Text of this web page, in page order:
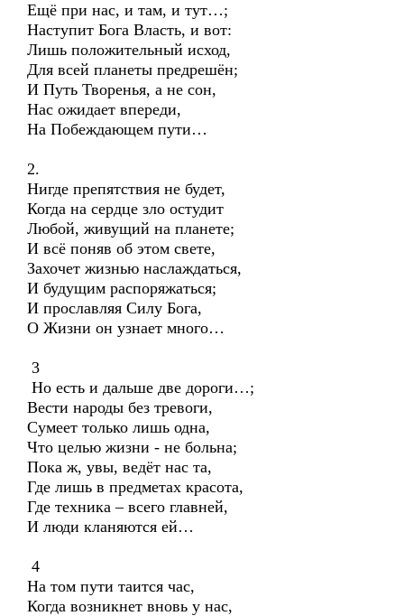
Ещё при нас, и там, и тут…;
Наступит Бога Власть, и вот:
Лишь положительный исход,
Для всей планеты предрешён;
И Путь Творенья, а не сон,
Нас ожидает впереди,
На Побеждающем пути…
2.
Нигде препятствия не будет,
Когда на сердце зло остудит
Любой, живущий на планете;
И всё поняв об этом свете,
Захочет жизнью наслаждаться,
И будущим распоряжаться;
И прославляя Силу Бога,
О Жизни он узнает много…
3
Но есть и дальше две дороги…;
Вести народы без тревоги,
Сумеет только лишь одна,
Что целью жизни - не больна;
Пока ж, увы, ведёт нас та,
Где лишь в предметах красота,
Где техника – всего главней,
И люди кланяются ей…
4
На том пути таится час,
Когда возникнет вновь у нас,